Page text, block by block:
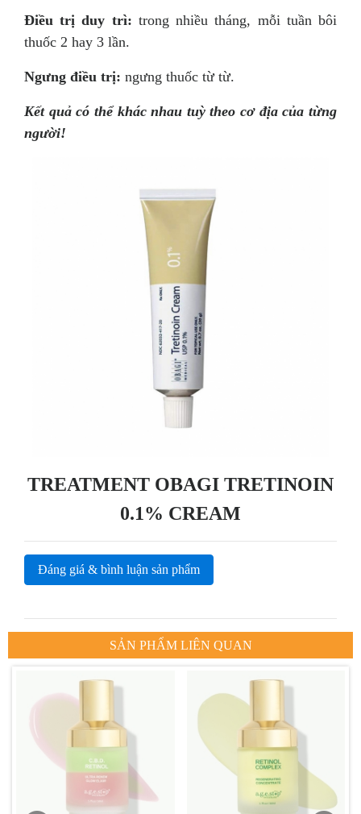
Ðiều trị duy trì: trong nhiều tháng, mỗi tuần bôi
thuốc 2 hay 3 lần.
Ngưng điều trị: ngưng thuốc từ từ.
Kết quả có thể khác nhau tuỳ theo cơ địa của từng
người!
TREATMENT OBAGI TRETINOIN
0.1% CREAM
Đáng giá & bình luận sản phẩm
SẢN PHẨM LIÊN QUAN